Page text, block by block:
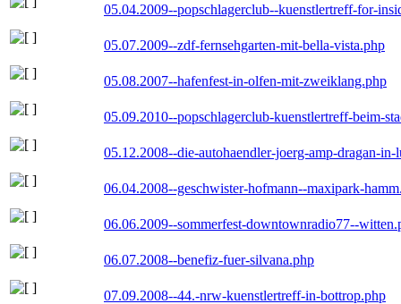
05.04.2009--popschlagerclub--kuenstlertreff-for-
05.07.2009--zdf-fernsehgarten-mit-bella-vista.php
05.08.2007--hafenfest-in-olfen-mit-zweiklang.php
05.09.2010--popschlagerclub-kuenstlertreff-beim-
05.12.2008--die-autohaendler-joerg-amp-dragan-in-
06.04.2008--geschwister-hofmann--maxipark-
06.06.2009--sommerfest-downtownradio77--
06.07.2008--benefiz-fuer-silvana.php
07.09.2008--44.-nrw-kuenstlertreff-in-bottrop.php